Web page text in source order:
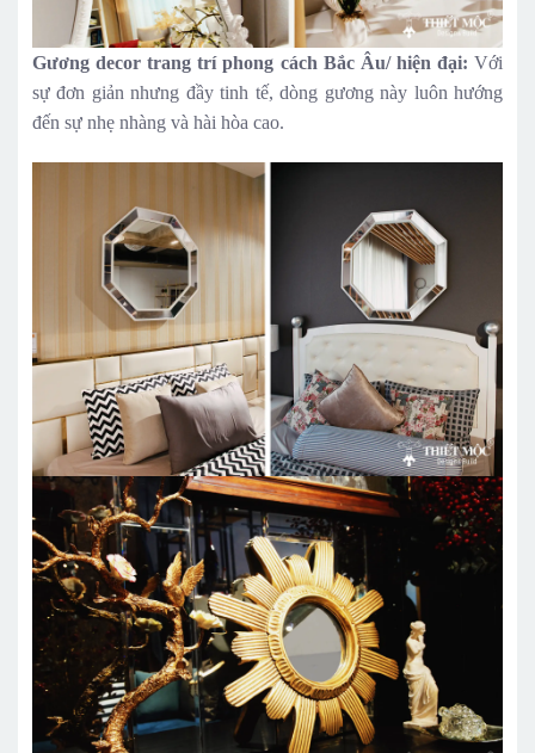
Gương decor trang trí phong cách Bắc Âu/ hiện đại: Với
sự đơn giản nhưng đầy tinh tế, dòng gương này luôn hướng
đến sự nhẹ nhàng và hài hòa cao.